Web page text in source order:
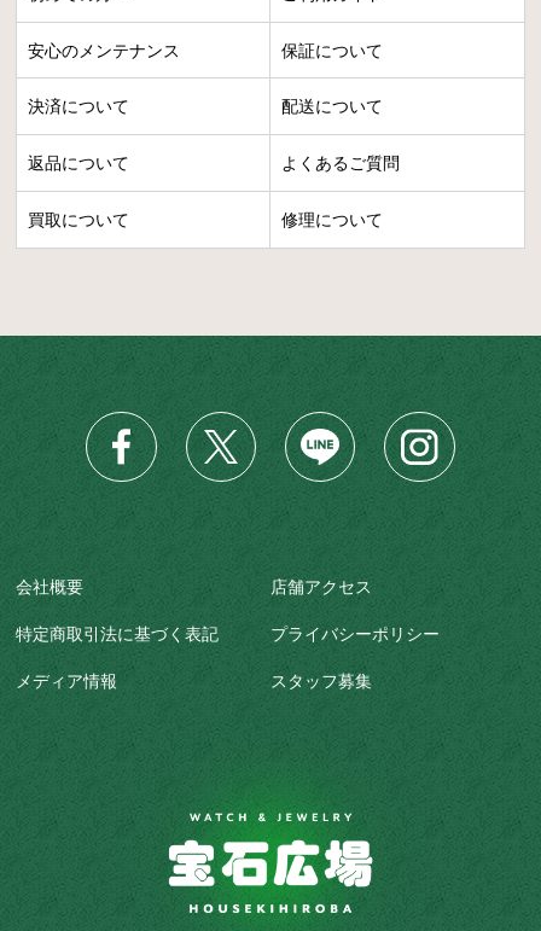
安心のメンテナンス 保証について
決済について 配送について
返品について よくあるご質問
買取について 修理について
会社概要 店舗アクセス
特定商取引法に基づく表記 プライバシーポリシー
メディア情報 スタッフ募集